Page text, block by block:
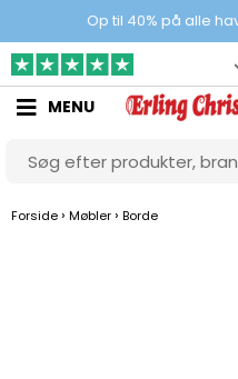
Op til 40% på alle
MENU
Forside › Møbler › Borde